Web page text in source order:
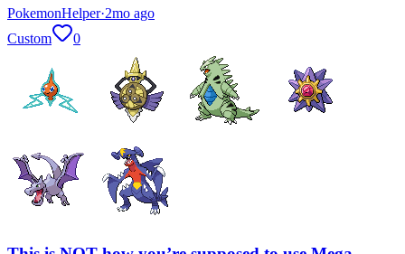
PokemonHelper·2mo ago
Custom
0